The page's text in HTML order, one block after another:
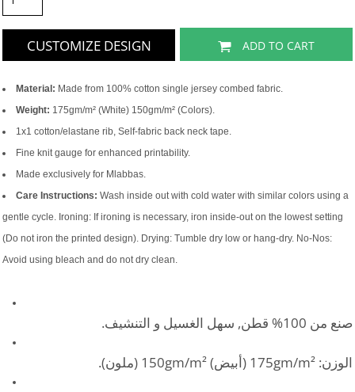
CUSTOMIZE DESIGN ADD TO CART
Material: Made from 100% cotton single jersey combed fabric.
Weight: 175gm/m² (White) 150gm/m² (Colors).
1x1 cotton/elastane rib, Self-fabric back neck tape.
Fine knit gauge for enhanced printability.
Made exclusively for Mlabbas.
Care Instructions: Wash inside out with cold water with similar colors using a
gentle cycle. Ironing: If ironing is necessary, iron inside-out on the lowest setting
(Do not iron the printed design). Drying: Tumble dry low or hang-dry. No-Nos:
Avoid using bleach and do not dry clean.
صنع من 100% قطن, سهل الغسيل و التنشيف.
الوزن: 175gm/m² (أبيض) 150gm/m² (ملون).